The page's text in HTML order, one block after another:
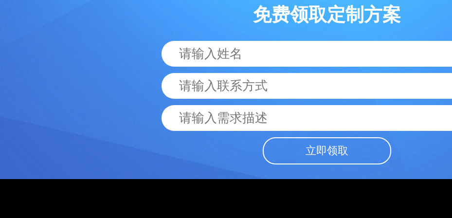
免费领取定制方案
立即领取